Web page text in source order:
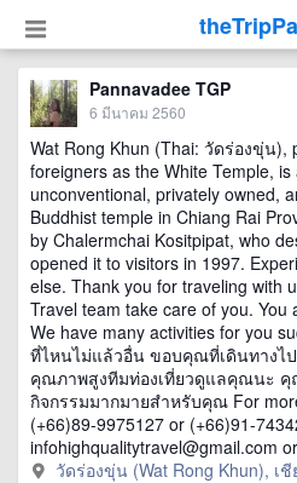
Pannavadee TGP
6 มีนาคม 2560
Wat Rong Khun (Thai: วัดร่องขุ่น),
foreigners as the White Temple,
unconventional, privately owned,
Buddhist temple in Chiang Rai
by Chalermchai Kositpipat, who
opened it to visitors in 1997.
else. Thank you for traveling with
Travel team take care of you. You
We have many activities for you
ที่ไหนไม่แล้วอื่น ขอบคุณที่เดินทางไ
คุณภาพสูงทีมท่องเที่ยวดูแลคุณนะ คุ
กิจกรรมมากมายสำหรับคุณ For
(+66)89-9975127 or (+66)91-
infohighqualitytravel@gmail.com or
วัดร่องขุ่น (Wat Rong Khun), เชี